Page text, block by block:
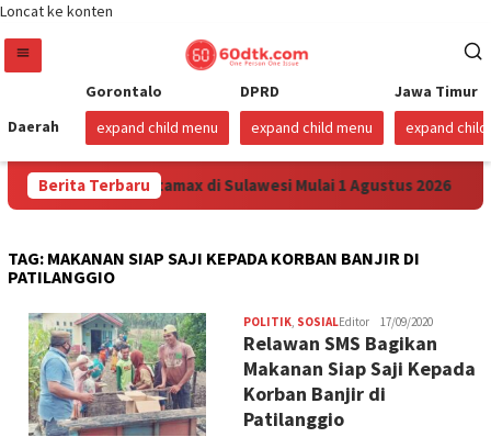
Loncat ke konten
Daerah
Gorontalo
expand child menu
DPRD
expand child menu
Jawa Timur
expand child
Berita Terbaru
Harga Pertamax di Sulawesi Mulai 1 Agustus 2026
TAG: MAKANAN SIAP SAJI KEPADA KORBAN BANJIR DI
PATILANGGIO
POLITIK, SOSIALEditor 17/09/2020
Relawan SMS Bagikan
Makanan Siap Saji Kepada
Korban Banjir di
Patilanggio